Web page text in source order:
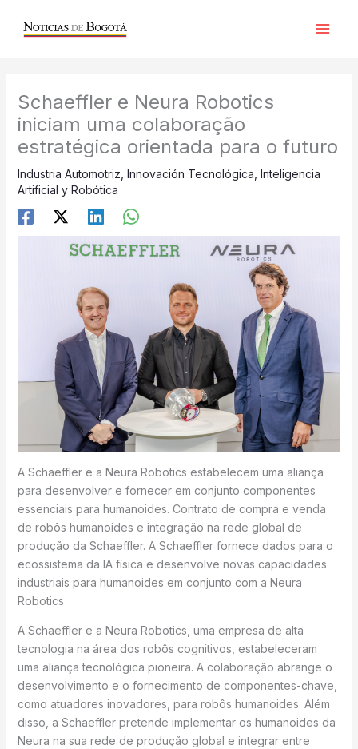
Schaeffler e Neura Robotics
iniciam uma colaboração
estratégica orientada para o futuro
Industria Automotriz Innovación Tecnológica Inteligencia
Artificial y Robótica
A Schaeffler e a Neura Robotics estabelecem uma aliança
para desenvolver e fornecer em conjunto componentes
essenciais para humanoides. Contrato de compra e venda
de robôs humanoides e integração na rede global de
produção da Schaeffler. A Schaeffler fornece dados para o
ecossistema da IA física e desenvolve novas capacidades
industriais para humanoides em conjunto com a Neura
Robotics
A Schaeffler e a Neura Robotics, uma empresa de alta
tecnologia na área dos robôs cognitivos, estabeleceram
uma aliança tecnológica pioneira. A colaboração abrange o
desenvolvimento e o fornecimento de componentes-chave,
como atuadores inovadores, para robôs humanoides. Além
disso, a Schaeffler pretende implementar os humanoides da
Neura na sua rede de produção global e integrar entre